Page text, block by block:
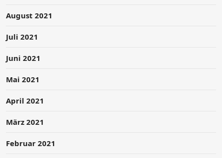
August 2021
Juli 2021
Juni 2021
Mai 2021
April 2021
März 2021
Februar 2021